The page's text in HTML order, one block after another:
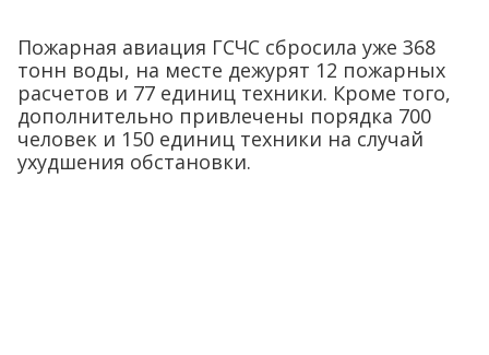
Пожарная авиация ГСЧС сбросила уже 368
тонн воды, на месте дежурят 12 пожарных
расчетов и 77 единиц техники. Кроме того,
дополнительно привлечены порядка 700
человек и 150 единиц техники на случай
ухудшения обстановки.